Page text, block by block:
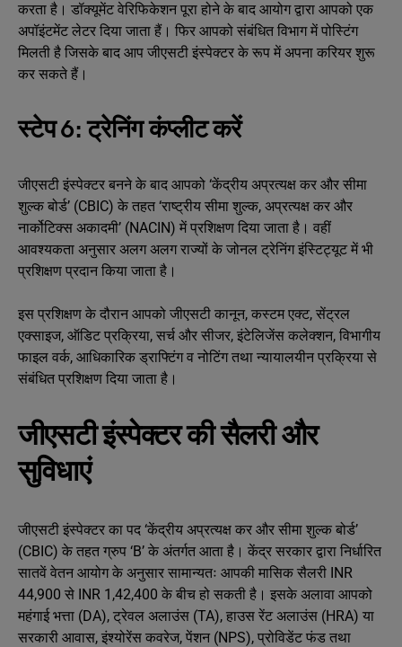
करता है। डॉक्यूमेंट वेरिफिकेशन पूरा होने के बाद आयोग द्वारा आपको एक
अपॉइंटमेंट लेटर दिया जाता हैं। फिर आपको संबंधित विभाग में पोस्टिंग
मिलती है जिसके बाद आप जीएसटी इंस्पेक्टर के रूप में अपना करियर शुरू
कर सकते हैं।
स्टेप 6: ट्रेनिंग कंप्लीट करें
जीएसटी इंस्पेक्टर बनने के बाद आपको ‘केंद्रीय अप्रत्यक्ष कर और सीमा
शुल्क बोर्ड’ (CBIC) के तहत ‘राष्ट्रीय सीमा शुल्क, अप्रत्यक्ष कर और
नार्कोटिक्स अकादमी’ (NACIN) में प्रशिक्षण दिया जाता है। वहीं
आवश्यकता अनुसार अलग अलग राज्यों के जोनल ट्रेनिंग इंस्टिट्यूट में भी
प्रशिक्षण प्रदान किया जाता है।
इस प्रशिक्षण के दौरान आपको जीएसटी कानून, कस्टम एक्ट, सेंट्रल
एक्साइज, ऑडिट प्रक्रिया, सर्च और सीजर, इंटेलिजेंस कलेक्शन, विभागीय
फाइल वर्क, आधिकारिक ड्राफ्टिंग व नोटिंग तथा न्यायालयीन प्रक्रिया से
संबंधित प्रशिक्षण दिया जाता है।
जीएसटी इंस्पेक्टर की सैलरी और
सुविधाएं
जीएसटी इंस्पेक्टर का पद ‘केंद्रीय अप्रत्यक्ष कर और सीमा शुल्क बोर्ड’
(CBIC) के तहत ग्रुप ‘B’ के अंतर्गत आता है। केंद्र सरकार द्वारा निर्धारित
सातवें वेतन आयोग के अनुसार सामान्यतः आपकी मासिक सैलरी INR
44,900 से INR 1,42,400 के बीच हो सकती है। इसके अलावा आपको
महंगाई भत्ता (DA), ट्रेवल अलाउंस (TA), हाउस रेंट अलाउंस (HRA) या
सरकारी आवास, इंश्योरेंस कवरेज, पेंशन (NPS), प्रोविडेंट फंड तथा